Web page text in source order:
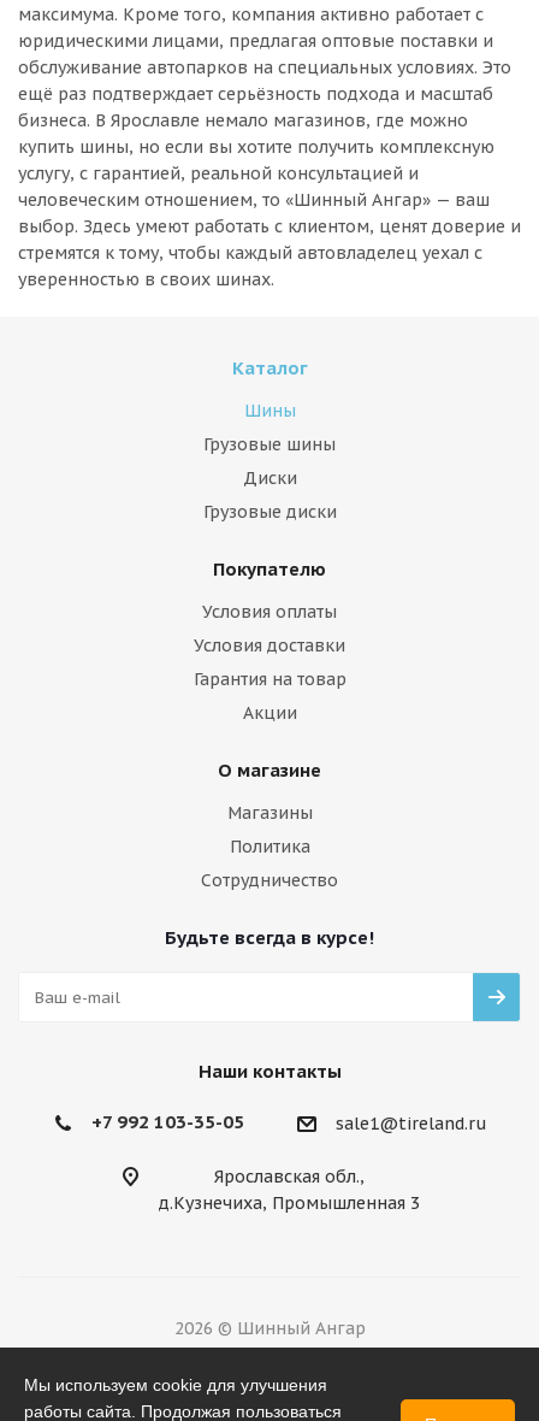
максимума. Кроме того, компания активно работает с
юридическими лицами, предлагая оптовые поставки и
обслуживание автопарков на специальных условиях. Это
ещё раз подтверждает серьёзность подхода и масштаб
бизнеса. В Ярославле немало магазинов, где можно
купить шины, но если вы хотите получить комплексную
услугу, с гарантией, реальной консультацией и
человеческим отношением, то «Шинный Ангар» — ваш
выбор. Здесь умеют работать с клиентом, ценят доверие и
стремятся к тому, чтобы каждый автовладелец уехал с
уверенностью в своих шинах.
Каталог
Шины
Грузовые шины
Диски
Грузовые диски
Покупателю
Условия оплаты
Условия доставки
Гарантия на товар
Акции
О магазине
Магазины
Политика
Сотрудничество
Будьте всегда в курсе!
Наши контакты
+7 992 103-35-05 sale1@tireland.ru
Ярославская обл.,
д.Кузнечиха, Промышленная 3
2026 © Шинный Ангар
Мы используем cookie для улучшения
работы сайта. Продолжая пользоваться